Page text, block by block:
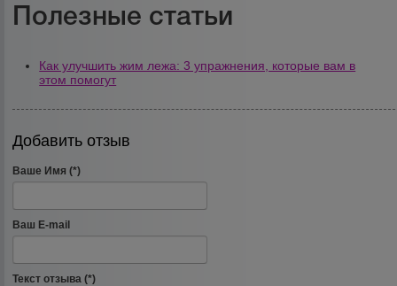
Полезные статьи
Как улучшить жим лежа: 3 упражнения, которые вам в
этом помогут
Добавить отзыв
Ваше Имя (*)
Ваш E-mail
Текст отзыва (*)